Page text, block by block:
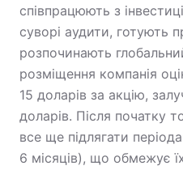
співпрацюють з
суворі аудити, готують
розпочинають
розміщення компанія
15 доларів за акцію,
доларів. Після початку
все ще підлягати
6 місяців), що обмежує